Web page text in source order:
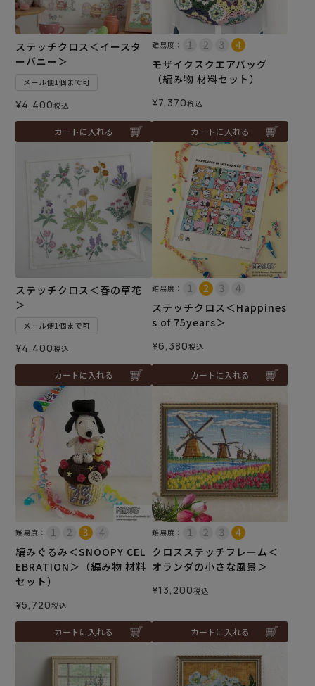
ステッチクロス＜イースタ
ーバニー＞
メール便1個まで可
¥4,400税込
カートに入れる
難易度：
モザイクスクエアバッグ
（編み物 材料セット）
¥7,370税込
カートに入れる
ステッチクロス＜春の草花
＞
メール便1個まで可
¥4,400税込
カートに入れる
難易度：
ステッチクロス＜Happines
s of 75years＞
¥6,380税込
カートに入れる
難易度：
編みぐるみ＜SNOOPY CEL
EBRATION＞（編み物 材料
セット）
¥5,720税込
カートに入れる
難易度：
クロスステッチフレーム＜
オランダの小さな風景＞
¥13,200税込
カートに入れる